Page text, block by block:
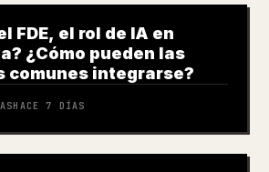
FDE, el rol de IA en
¿Cómo pueden las
comunes integrarse?
HACE 7 DÍAS